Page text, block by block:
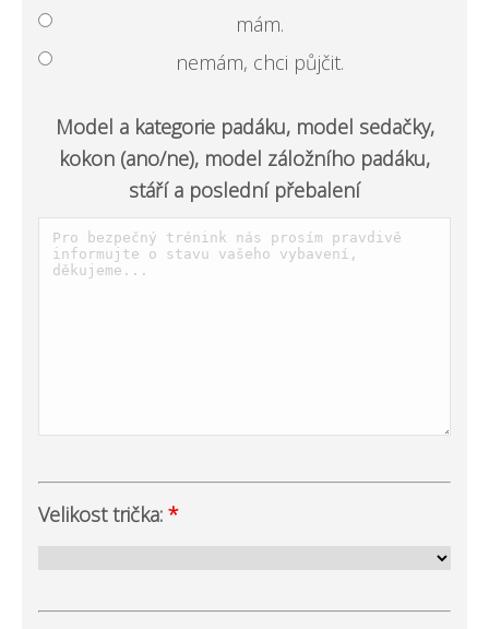
mám.
nemám, chci půjčit.
Model a kategorie padáku, model sedačky,
kokon (ano/ne), model záložního padáku,
stáří a poslední přebalení
Velikost trička: *